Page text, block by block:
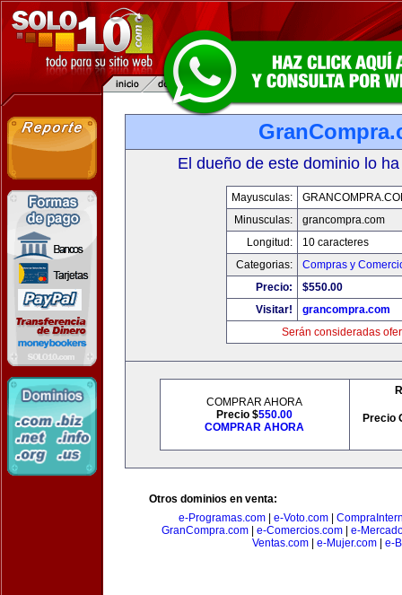
El dueño de este dominio lo
Mayusculas:
Minusculas:
grancompra.com
Longitud:
10 caracteres
Categorias:
Compras y
Precio:
$550.00
Visitar!
grancompra.com
Serán consideradas
COMPRAR AHORA
Precio $550.00
COMPRAR AHORA
Precio
Otros dominios en venta:
e-Programas.com
e-Voto.com
GranCompra.com
e-Comercios.com
e-
Ventas.com
e-Mujer.com e-